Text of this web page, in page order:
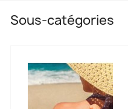
Sous-catégories